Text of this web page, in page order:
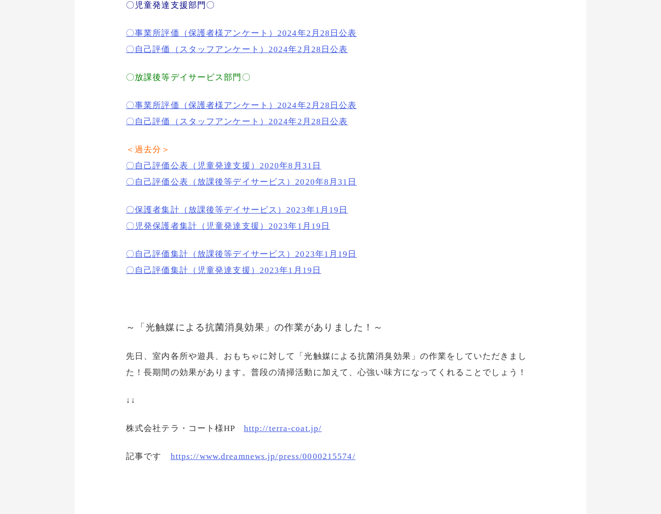
〇児童発達支援部門〇
〇事業所評価（保護者様アンケート）2024年2月28日公表
〇自己評価（スタッフアンケート）2024年2月28日公表
〇放課後等デイサービス部門〇
〇事業所評価（保護者様アンケート）2024年2月28日公表
〇自己評価（スタッフアンケート）2024年2月28日公表
＜過去分＞
〇自己評価公表（児童発達支援）2020年8月31日
〇自己評価公表（放課後等デイサービス）2020年8月31日
〇保護者集計（放課後等デイサービス）2023年1月19日
〇児発保護者集計（児童発達支援）2023年1月19日
〇自己評価集計（放課後等デイサービス）2023年1月19日
〇自己評価集計（児童発達支援）2023年1月19日
～ 「光触媒による抗菌消臭効果」の作業がありました！ ～
先日、室内各所や遊具、おもちゃに対して「光触媒による抗菌消臭効果」の作業をしていただきまし
た！長期間の効果があります。普段の清掃活動に加えて、心強い味方になってくれることでしょう！
↓↓
株式会社テラ・コート様HP http://terra-coat.jp/
記事です https://www.dreamnews.jp/press/0000215574/